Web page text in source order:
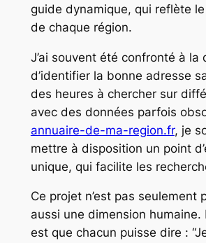
guide dynamique, qui reflète
de chaque région.
J’ai souvent été confronté à la
d’identifier la bonne adresse
des heures à chercher sur
avec des données parfois
annuaire-de-ma-region.fr, je
mettre à disposition un point
unique, qui facilite les
Ce projet n’est pas seulement
aussi une dimension
est que chacun puisse dire :